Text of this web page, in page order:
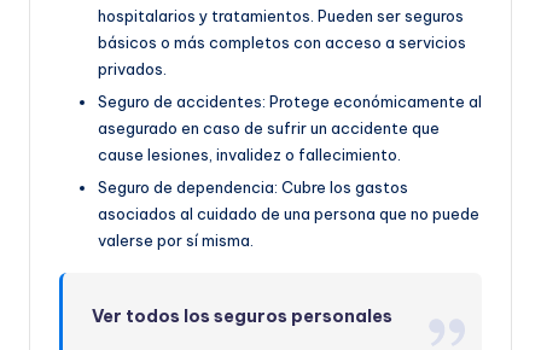
hospitalarios y tratamientos. Pueden ser seguros
básicos o más completos con acceso a servicios
privados.
Seguro de accidentes: Protege económicamente al
asegurado en caso de sufrir un accidente que
cause lesiones, invalidez o fallecimiento.
Seguro de dependencia: Cubre los gastos
asociados al cuidado de una persona que no puede
valerse por sí misma.
Ver todos los seguros personales